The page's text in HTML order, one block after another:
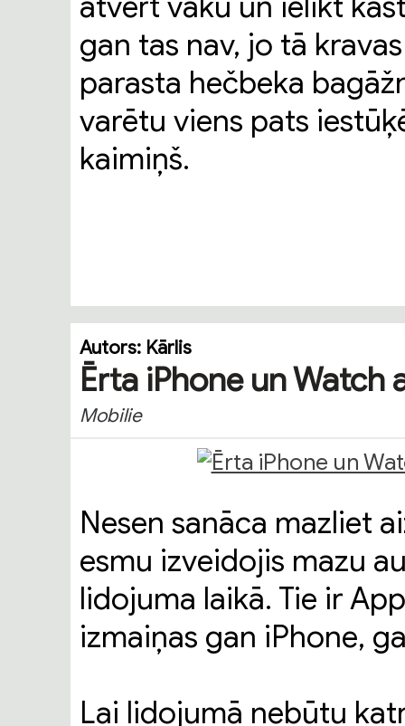
gan tas nav, jo tā
parasta hečbeka
varētu viens pats
kaimiņš.
Autors: Kārlis
Ērta iPhone un
Mobilie
Nesen sanāca mazliet
esmu izveidojis mazu
lidojuma laikā. Tie ir
izmaiņas gan iPhone,
Lai lidojumā nebūtu